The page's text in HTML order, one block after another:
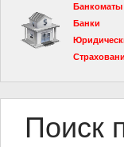
Банкоматы
Банки
Поиск